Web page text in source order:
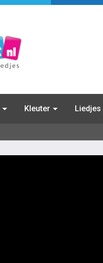
Kleuter Liedjes